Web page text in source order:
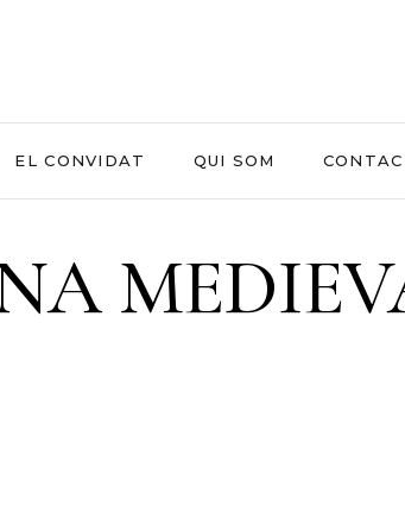
EL CONVIDAT QUI SOM